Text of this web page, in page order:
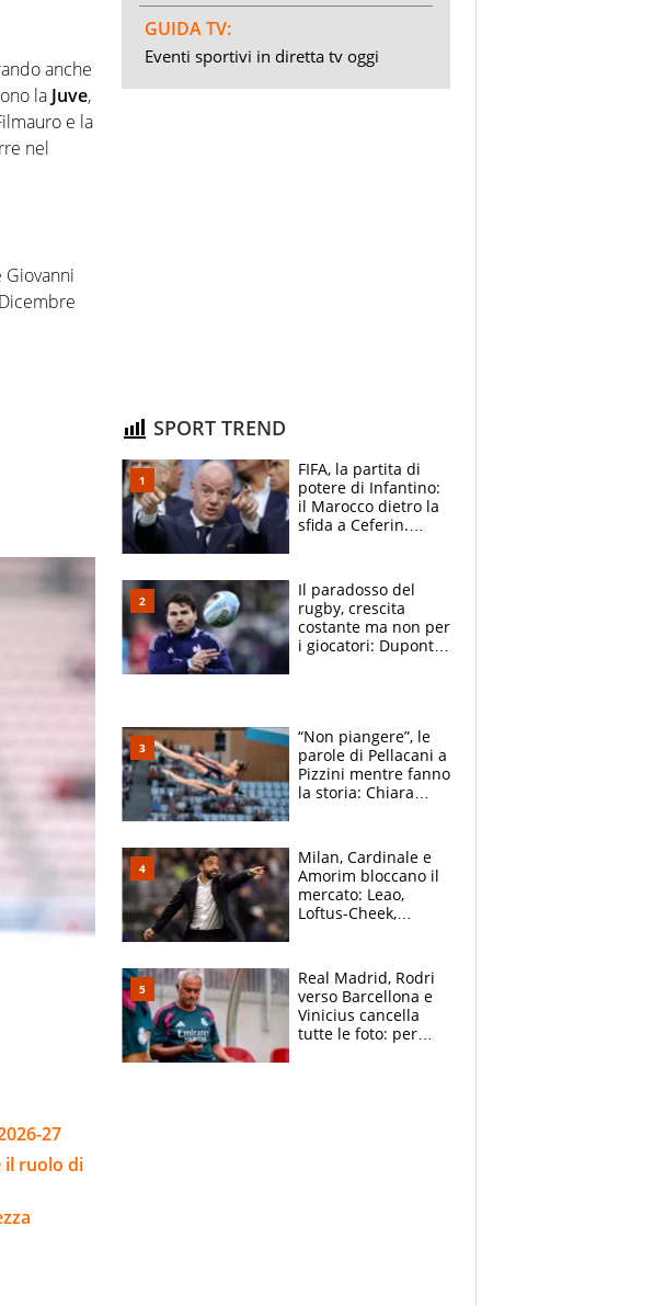
anche
la Juve,
e la
nel
Giovanni
27
il ruolo di
GUIDA TV:
Eventi sportivi in diretta tv oggi
SPORT TREND
FIFA, la partita di
potere di Infantino:
il Marocco dietro la
sfida a Ceferin.
squadre, l’ira di Figo
Il paradosso del
rugby, crescita
costante ma non per
i giocatori: Dupont
“Non piangere”, le
parole di Pellacani a
Pizzini mentre fanno
la storia: Chiara
Milan, Cardinale e
Amorim bloccano il
mercato: Leao,
Loftus-Cheek,
Soulè e Osorio nel
mirino
Real Madrid, Rodri
verso Barcellona e
Vinicius cancella
tutte le foto: per